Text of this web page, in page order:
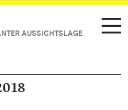
AUSSICHTSLAGE